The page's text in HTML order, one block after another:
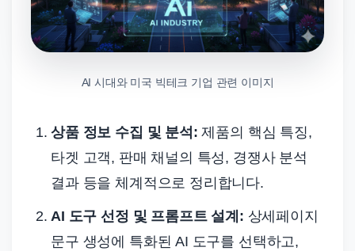
AI 시대와 미국 빅테크 기업 관련 이미지
상품 정보 수집 및 분석: 제품의 핵심 특징,
타겟 고객, 판매 채널의 특성, 경쟁사 분석
결과 등을 체계적으로 정리합니다.
AI 도구 선정 및 프롬프트 설계: 상세페이지
문구 생성에 특화된 AI 도구를 선택하고,